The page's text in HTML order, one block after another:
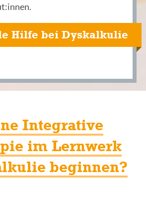
Hilfe bei Dyskalkulie
Integrative
im Lernwerk
beginnen?